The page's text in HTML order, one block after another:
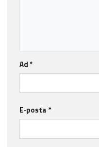
Ad *
E-posta *